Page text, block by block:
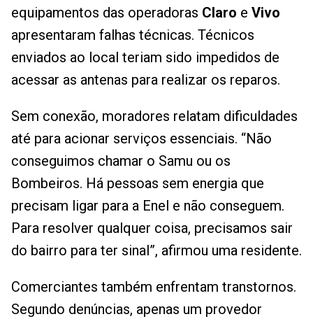
equipamentos das operadoras Claro e Vivo
apresentaram falhas técnicas. Técnicos
enviados ao local teriam sido impedidos de
acessar as antenas para realizar os reparos.
Sem conexão, moradores relatam dificuldades
até para acionar serviços essenciais. “Não
conseguimos chamar o Samu ou os
Bombeiros. Há pessoas sem energia que
precisam ligar para a Enel e não conseguem.
Para resolver qualquer coisa, precisamos sair
do bairro para ter sinal”, afirmou uma residente.
Comerciantes também enfrentam transtornos.
Segundo denúncias, apenas um provedor